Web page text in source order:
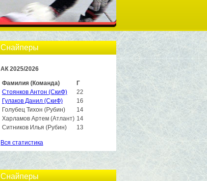
Снайперы
АК 2025/2026
Фамилия (Команда)
Г
Стоянков Антон (СкиФ)
22
Гулаков Данил (СкиФ)
16
Голубец Тихон (Рубин)
14
Харламов Артем (Атлант) 14
Ситников Илья (Рубин)
13
Вся статистика
Снайперы